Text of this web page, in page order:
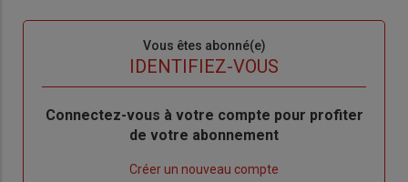
Vous êtes abonné(e)
IDENTIFIEZ-VOUS
Body
Connectez-vous à votre compte pour profiter
de votre abonnement
Créer un nouveau compte